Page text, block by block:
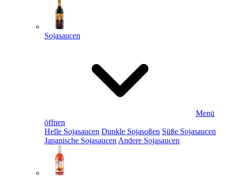
Sojasaucen
Menü
öffnen
Helle Sojasaucen Dunkle Sojasoßen Süße Sojasaucen
Japanische Sojasaucen Andere Sojasaucen